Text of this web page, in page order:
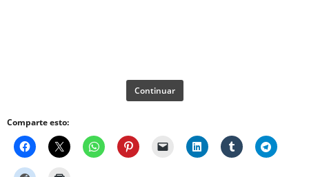
Continuar
Comparte esto: